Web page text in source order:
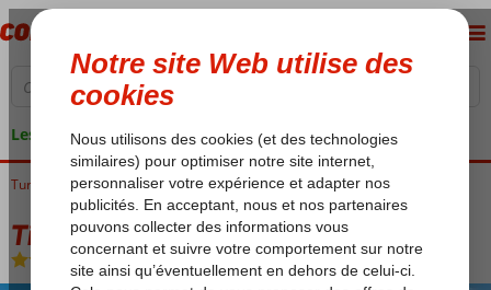
Les garanties de vacances
Turquie Riviera Turque Antalya Lara Titanic Deluxe Lara
Titanic Deluxe Lara
Ultra All Inclusive-Hôtel